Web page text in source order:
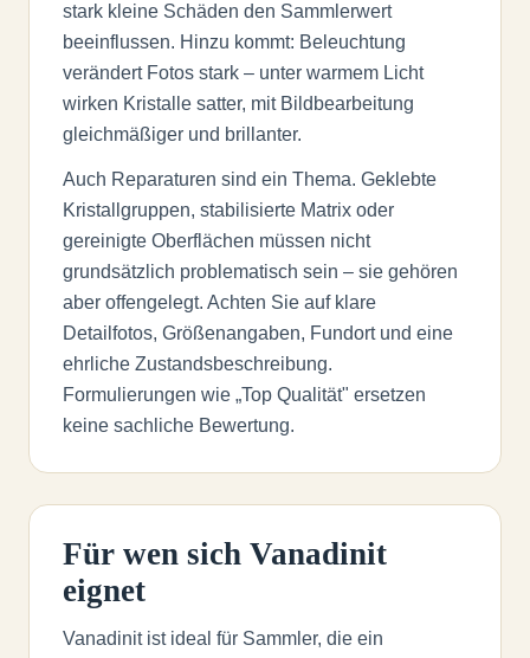
stark kleine Schäden den Sammlerwert
beeinflussen. Hinzu kommt: Beleuchtung
verändert Fotos stark – unter warmem Licht
wirken Kristalle satter, mit Bildbearbeitung
gleichmäßiger und brillanter.
Auch Reparaturen sind ein Thema. Geklebte
Kristallgruppen, stabilisierte Matrix oder
gereinigte Oberflächen müssen nicht
grundsätzlich problematisch sein – sie gehören
aber offengelegt. Achten Sie auf klare
Detailfotos, Größenangaben, Fundort und eine
ehrliche Zustandsbeschreibung.
Formulierungen wie „Top Qualität" ersetzen
keine sachliche Bewertung.
Für wen sich Vanadinit
eignet
Vanadinit ist ideal für Sammler, die ein